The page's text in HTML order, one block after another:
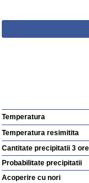
Temperatura
Temperatura resimitita
Cantitate precipitatii 3 ore
Probabilitate precipitatii
Acoperire cu nori